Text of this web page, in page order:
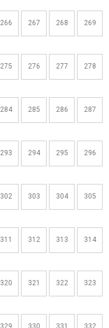
266 267 268 269
275 276 277 278
284 285 286 287
293 294 295 296
302 303 304 305
311 312 313 314
320 321 322 323
329 330 331 332